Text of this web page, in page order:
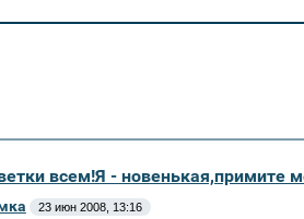
всем!Я - новенькая,примите
23 июн 2008, 13:16